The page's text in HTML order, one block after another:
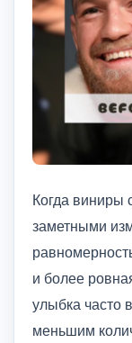
Когда
заметными
и более
улыбка часто
меньшим